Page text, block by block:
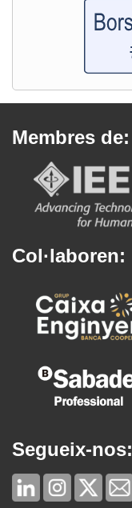
Membres de:
Col·laboren:
Segueix-nos: